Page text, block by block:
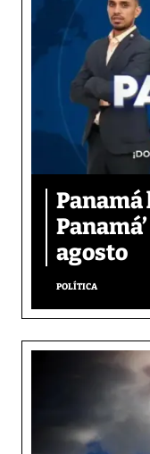
Panamá
agosto
POLÍTICA